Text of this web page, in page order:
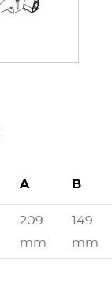
A B
209
mm
149
mm